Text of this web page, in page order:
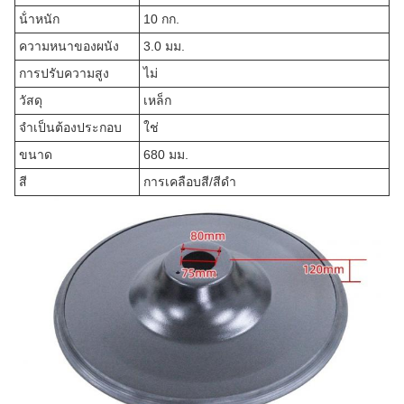
น้ําหนัก
10 กก.
ความหนาของผนัง
3.0 มม.
การปรับความสูง
ไม่
วัสดุ
เหล็ก
จําเป็นต้องประกอบ
ใช่
ขนาด
680 มม.
สี
การเคลือบสี/สีดํา